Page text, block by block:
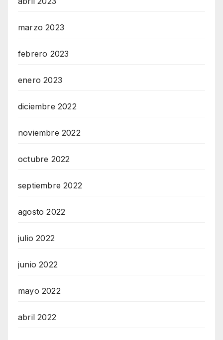
marzo 2023
febrero 2023
enero 2023
diciembre 2022
noviembre 2022
octubre 2022
septiembre 2022
agosto 2022
julio 2022
junio 2022
mayo 2022
abril 2022